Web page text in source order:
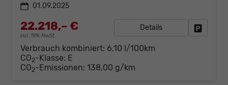
01.09.2025
22.218,– €
incl. 19% MwSt.
Details
Verbrauch kombiniert: 6,10 l/100km
CO2-Klasse: E
CO2-Emissionen: 138,00 g/km